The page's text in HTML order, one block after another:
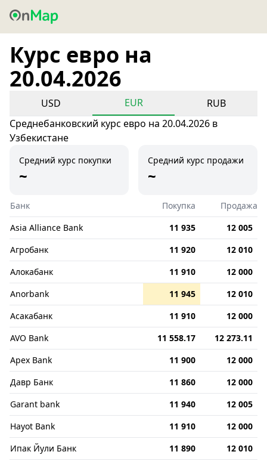
Курс евро на
20.04.2026
USD EUR
RUB
Среднебанковский курс евро на 20.04.2026 в
Узбекистане
Средний курс покупки
~
Средний курс продажи
~
Банк Покупка
Продажа
Asia Alliance Bank
11 935
12 005
Агробанк
11 920
12 010
Алокабанк
11 910
12 000
Anorbank
11 945
12 010
Асакабанк
11 910
12 000
AVO Bank
11 558.17
12 273.11
Apex Bank
11 900
12 000
Давр Банк
11 860
12 000
Garant bank
11 940
12 005
Hayot Bank
11 910
12 000
Ипак Йули Банк
11 890
12 010